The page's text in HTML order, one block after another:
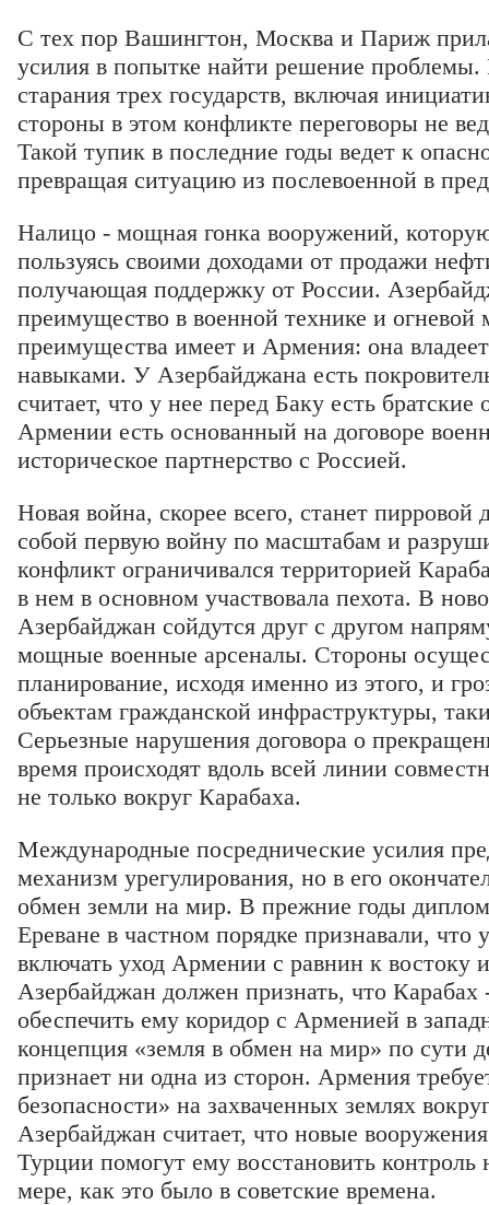
С тех пор Вашингтон, Москва и Париж
усилия в попытке найти решение проблемы.
старания трех государств, включая
стороны в этом конфликте переговоры не
Такой тупик в последние годы ведет к
превращая ситуацию из послевоенной в
Налицо - мощная гонка вооружений,
пользуясь своими доходами от продажи
получающая поддержку от России.
преимущество в военной технике и
преимущества имеет и Армения: она
навыками. У Азербайджана есть
считает, что у нее перед Баку есть братские
Армении есть основанный на договоре
историческое партнерство с Россией.
Новая война, скорее всего, станет пирровой
собой первую войну по масштабам и
конфликт ограничивался территорией
в нем в основном участвовала пехота. В
Азербайджан сойдутся друг с другом
мощные военные арсеналы. Стороны
планирование, исходя именно из этого, и
объектам гражданской инфраструктуры,
Серьезные нарушения договора о
время происходят вдоль всей линии
не только вокруг Карабаха.
Международные посреднические усилия
механизм урегулирования, но в его
обмен земли на мир. В прежние годы
Ереване в частном порядке признавали, что
включать уход Армении с равнин к востоку
Азербайджан должен признать, что Карабах
обеспечить ему коридор с Арменией в
концепция «земля в обмен на мир» по сути
признает ни одна из сторон. Армения
безопасности» на захваченных землях
Азербайджан считает, что новые
Турции помогут ему восстановить
мере, как это было в советские времена.